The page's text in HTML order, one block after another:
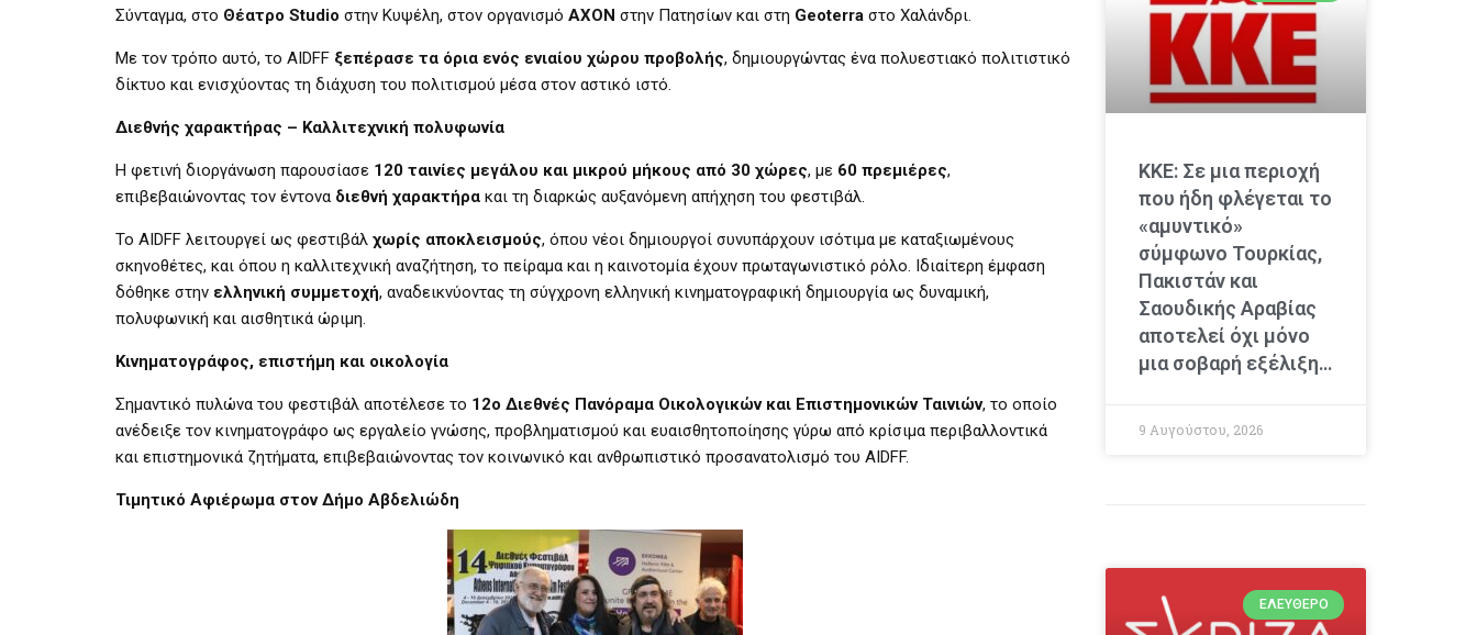
Σύνταγμα, στο Θέατρο Studio στην Κυψέλη, στον οργανισμό AXON στην Πατησίων και στη Geoterra στο Χαλάνδρι.
Με τον τρόπο αυτό, το AIDFF ξεπέρασε τα όρια ενός ενιαίου χώρου προβολής, δημιουργώντας ένα πολυεστιακό πολιτιστικό
δίκτυο και ενισχύοντας τη διάχυση του πολιτισμού μέσα στον αστικό ιστό.
Διεθνής χαρακτήρας – Καλλιτεχνική πολυφωνία
Η φετινή διοργάνωση παρουσίασε 120 ταινίες μεγάλου και μικρού μήκους από 30 χώρες, με 60 πρεμιέρες,
επιβεβαιώνοντας τον έντονα διεθνή χαρακτήρα και τη διαρκώς αυξανόμενη απήχηση του φεστιβάλ.
Το AIDFF λειτουργεί ως φεστιβάλ χωρίς αποκλεισμούς, όπου νέοι δημιουργοί συνυπάρχουν ισότιμα με καταξιωμένους
σκηνοθέτες, και όπου η καλλιτεχνική αναζήτηση, το πείραμα και η καινοτομία έχουν πρωταγωνιστικό ρόλο. Ιδιαίτερη έμφαση
δόθηκε στην ελληνική συμμετοχή, αναδεικνύοντας τη σύγχρονη ελληνική κινηματογραφική δημιουργία ως δυναμική,
πολυφωνική και αισθητικά ώριμη.
Κινηματογράφος, επιστήμη και οικολογία
Σημαντικό πυλώνα του φεστιβάλ αποτέλεσε το 12ο Διεθνές Πανόραμα Οικολογικών και Επιστημονικών Ταινιών, το οποίο
ανέδειξε τον κινηματογράφο ως εργαλείο γνώσης, προβληματισμού και ευαισθητοποίησης γύρω από κρίσιμα περιβαλλοντικά
και επιστημονικά ζητήματα, επιβεβαιώνοντας τον κοινωνικό και ανθρωπιστικό προσανατολισμό του AIDFF.
Τιμητικό Αφιέρωμα στον Δήμο Αβδελιώδη
ΚΚΕ: Σε μια περιοχή
που ήδη φλέγεται το
«αμυντικό»
σύμφωνο Τουρκίας,
Πακιστάν και
Σαουδικής Αραβίας
αποτελεί όχι μόνο
μια σοβαρή εξέλιξη…
9 Αυγούστου, 2026
ΕΛΕΎΘΕΡΟ